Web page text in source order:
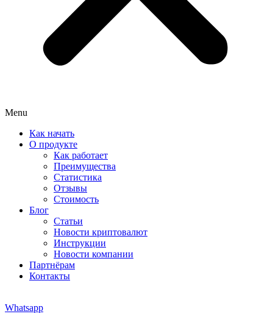
Menu
Как начать
О продукте
Как работает
Преимущества
Статистика
Отзывы
Стоимость
Блог
Статьи
Новости криптовалют
Инструкции
Новости компании
Партнёрам
Контакты
Whatsapp